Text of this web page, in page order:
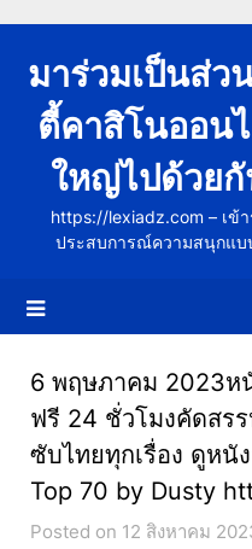
content
มาร่วมเป็นส่ว
ตี้คาสิโนออน
ใหญ่ไปด้วย
https://lexiadz.com – เข้
ประสบการณ์ความสนุกแบ
6 พฤษภาคม 2023ห
ฟรี 24 ชั่วโมงคัดสร
ซับไทยทุกเรื่อง ดูห
Top 70 by Dusty
Posted on 12 สิงหาคม